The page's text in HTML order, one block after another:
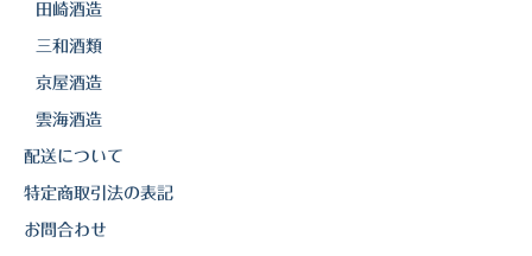
田崎酒造
三和酒類
京屋酒造
雲海酒造
配送について
特定商取引法の表記
お問合わせ